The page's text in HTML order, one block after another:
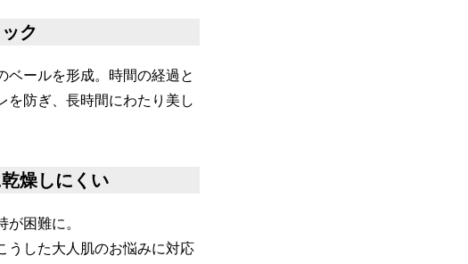
ク
ールを形成。時間の経過と
を防ぎ、⾧時間にわたり美し
燥しにくい
困難に。
うした大人肌のお悩みに対応